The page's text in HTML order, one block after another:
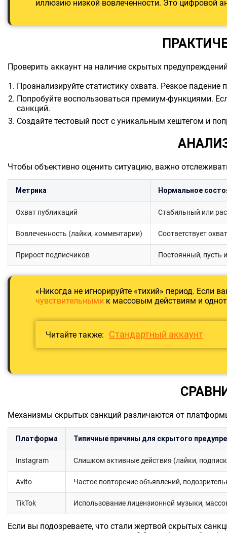
иллюзию низкой вовлеченности. Это цифровой
Проверить аккаунт на наличие скрытых
Проанализируйте статистику охвата. Резкое
Попробуйте воспользоваться премиум-функциями.
санкций.
Создайте тестовый пост с уникальным хештегом и
Чтобы объективно оценить ситуацию, важно
Метрика Нормальное
Охват публикаций Стабильный или
Вовлеченность (лайки, комментарии) Соответствует
Прирост подписчиков Постоянный, пусть
«Никогда не игнорируйте «тихий» период. Если
чувствительными к массовым действиям и
Читайте также: Стандартный аккаунт
Механизмы скрытых санкций различаются от
Платформа Типичные причины для скрытого
Instagram Слишком активные действия (лайки,
Avito Частое повторение объявлений,
TikTok Использование лицензионной музыки,
Если вы подозреваете, что стали жертвой скрытых